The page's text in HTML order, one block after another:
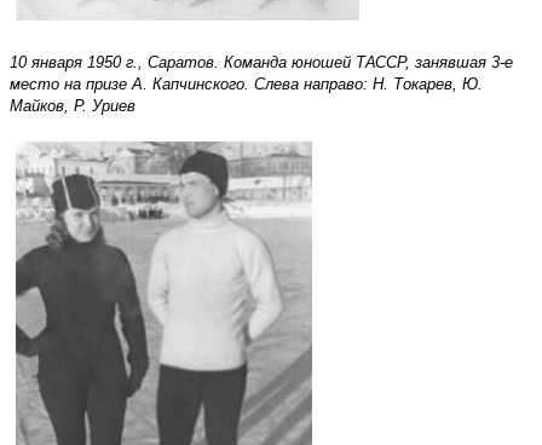
10 января 1950 г., Саратов. Команда юношей ТАССР, занявшая 3-е
место на призе А. Капчинского. Слева направо: Н. Токарев, Ю.
Майков, Р. Уриев